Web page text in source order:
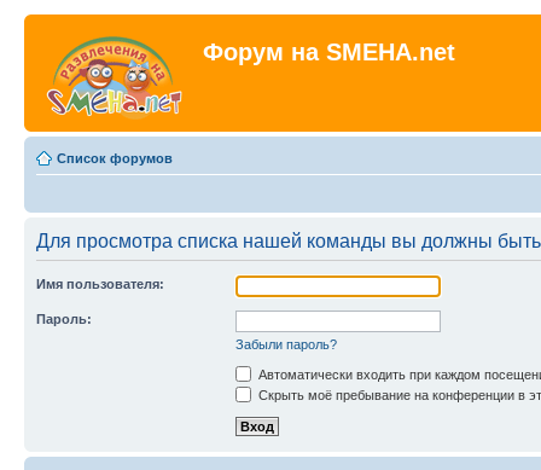
Форум на SMEHA.net
Список форумов
Для просмотра списка нашей команды вы должны
Имя пользователя:
Пароль:
Забыли пароль?
Автоматически входить при каждом
Скрыть моё пребывание на конференции в